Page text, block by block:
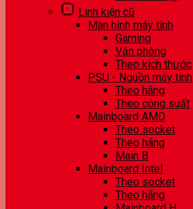
Linh kiện cũ
Màn hình máy tính
Gaming
Văn phòng
Theo kích thước
PSU - Nguồn máy tính
Theo hãng
Theo công suất
Mainboard AMD
Theo socket
Theo hãng
Main B
Mainboard Intel
Theo socket
Theo hãng